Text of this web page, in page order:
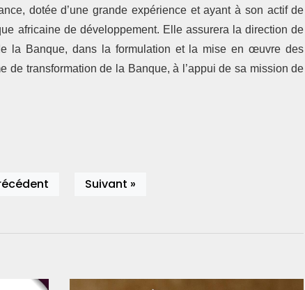
dotée d’une grande expérience et ayant à son actif de
africaine de développement. Elle assurera la direction de
la Banque, dans la formulation et la mise en œuvre des
de transformation de la Banque, à l’appui de sa mission de
Suivant »